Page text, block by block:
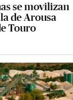
se movilizan
de Arousa
Touro